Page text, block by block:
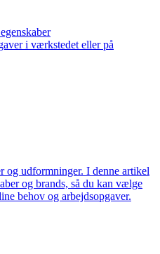
i værkstedet eller på
og udformninger. I denne artikel
og brands, så du kan vælge
behov og arbejdsopgaver.